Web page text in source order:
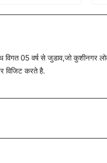
05 वर्ष से जुडाव,जो कुशीनगर
विजिट करते है.